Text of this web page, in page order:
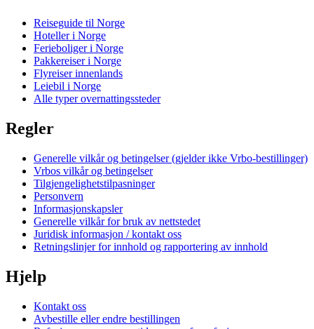
Reiseguide til Norge
Hoteller i Norge
Ferieboliger i Norge
Pakkereiser i Norge
Flyreiser innenlands
Leiebil i Norge
Alle typer overnattingssteder
Regler
Generelle vilkår og betingelser (gjelder ikke Vrbo-bestillinger)
Vrbos vilkår og betingelser
Tilgjengelighetstilpasninger
Personvern
Informasjonskapsler
Generelle vilkår for bruk av nettstedet
Juridisk informasjon / kontakt oss
Retningslinjer for innhold og rapportering av innhold
Hjelp
Kontakt oss
Avbestille eller endre bestillingen